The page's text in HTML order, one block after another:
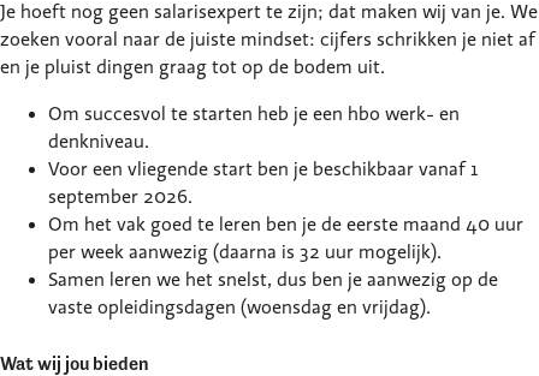
Je hoeft nog geen salarisexpert te zijn; dat maken wij van je. We
zoeken vooral naar de juiste mindset: cijfers schrikken je niet af
en je pluist dingen graag tot op de bodem uit.
Om succesvol te starten heb je een hbo werk- en
denkniveau.
Voor een vliegende start ben je beschikbaar vanaf 1
september 2026.
Om het vak goed te leren ben je de eerste maand 40 uur
per week aanwezig (daarna is 32 uur mogelijk).
Samen leren we het snelst, dus ben je aanwezig op de
vaste opleidingsdagen (woensdag en vrijdag).
Wat wij jou bieden